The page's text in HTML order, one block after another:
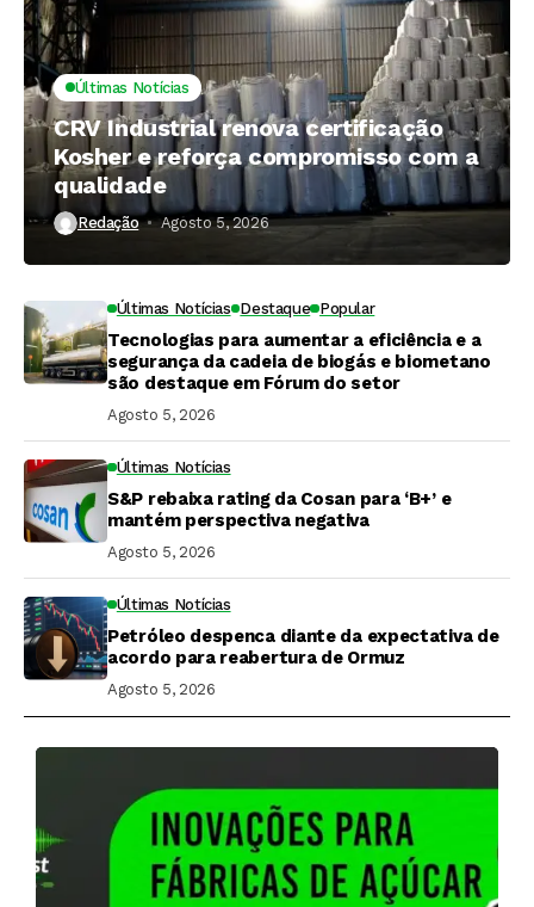
Últimas Notícias
CRV Industrial renova certificação
Kosher e reforça compromisso com a
qualidade
Redação Agosto 5, 2026
Últimas Notícias Destaque Popular
Tecnologias para aumentar a eficiência e a
segurança da cadeia de biogás e biometano
são destaque em Fórum do setor
Agosto 5, 2026
Últimas Notícias
S&P rebaixa rating da Cosan para ‘B+’ e
mantém perspectiva negativa
Agosto 5, 2026
Últimas Notícias
Petróleo despenca diante da expectativa de
acordo para reabertura de Ormuz
Agosto 5, 2026